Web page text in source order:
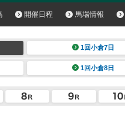
開催日程 馬場情報
1回小倉7日
1回小倉8日